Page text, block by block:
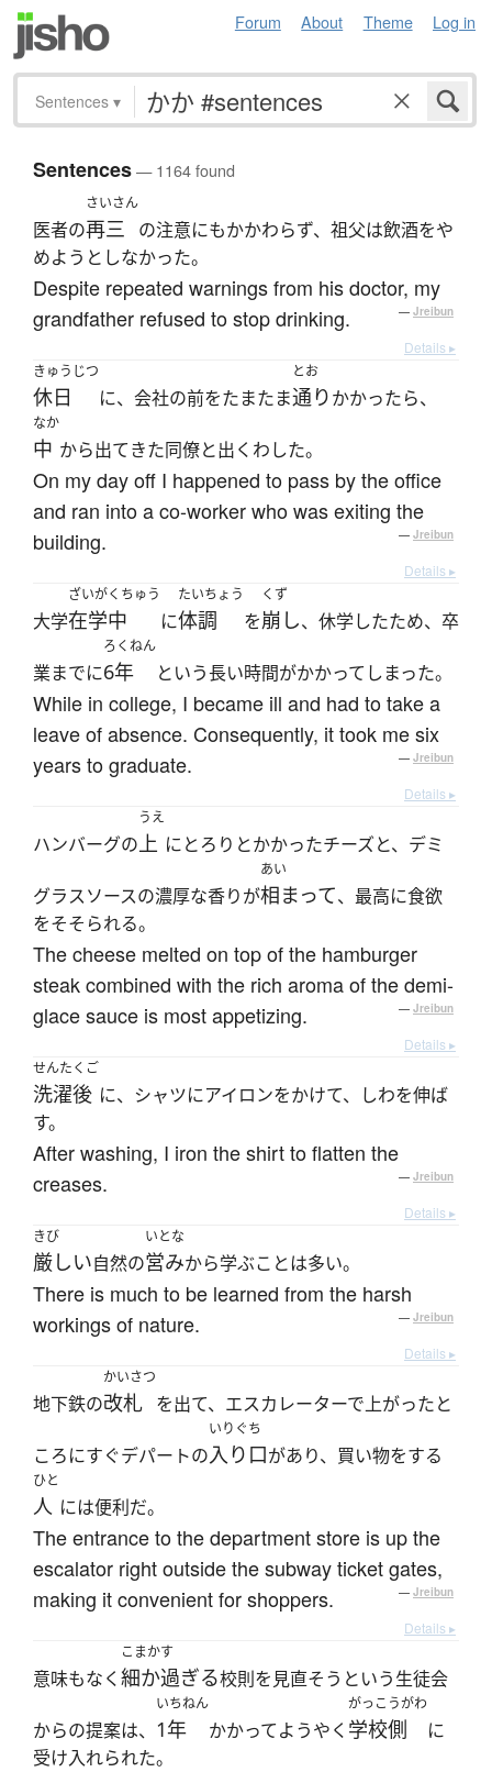
Forum About Theme Log in
Sentences ▾
Sentences— 1164 found
医者の
さいさん
再三
の注意にもかかわらず、祖父は飲酒をや
めようとしなかった。
Despite repeated warnings from his doctor, my
grandfather refused to stop drinking.
— Jreibun
Details ▸
きゅうじつ
休日 に、会社の前をたまたま
とお
通りかかったら、
なか
中 から出てきた同僚と出くわした。
On my day off I happened to pass by the office
and ran into a co-worker who was exiting the
building.
— Jreibun
Details ▸
大学
ざいがくちゅう
在学中 に
たいちょう
体調 を
くず
崩し、休学したため、卒
業までに
ろくねん
6年 という長い時間がかかってしまった。
While in college, I became ill and had to take a
leave of absence. Consequently, it took me six
years to graduate.
— Jreibun
Details ▸
ハンバーグの
うえ
上 にとろりとかかったチーズと、デミ
グラスソースの濃厚な香りが
あい
相まって、最高に食欲
をそそられる。
The cheese melted on top of the hamburger
steak combined with the rich aroma of the demi-
glace sauce is most appetizing.
— Jreibun
Details ▸
せんたくご
洗濯後 に、シャツにアイロンをかけて、しわを伸ば
す。
After washing, I iron the shirt to flatten the
creases.
— Jreibun
Details ▸
きび
厳しい自然の
いとな
営みから学ぶことは多い。
There is much to be learned from the harsh
workings of nature.
— Jreibun
Details ▸
地下鉄の
かいさつ
改札 を出て、エスカレーターで上がったと
ころにすぐデパートの
いりぐち
入り口があり、買い物をする
ひと
人 には便利だ。
The entrance to the department store is up the
escalator right outside the subway ticket gates,
making it convenient for shoppers.
— Jreibun
Details ▸
意味もなく
こまかす
細か過ぎる校則を見直そうという生徒会
からの提案は、
いちねん
1年 かかってようやく
がっこうがわ
学校側
に
受け入れられた。